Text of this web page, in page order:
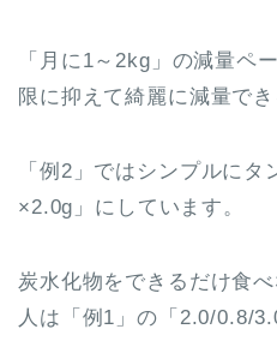
「月に1～2kg」の減量ペ
限に抑えて綺麗に減量でき
「例2」ではシンプルに
×2.0g」にしています。
炭水化物をできるだけ食
人は「例1」の「2.0/0.8/